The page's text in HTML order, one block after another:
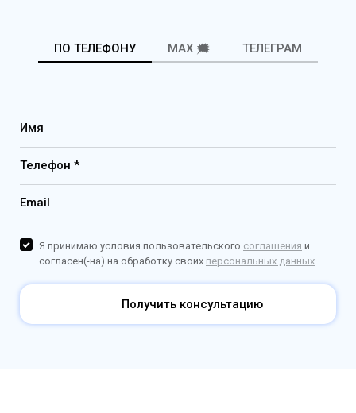
ПО ТЕЛЕФОНУ MAX 🗯️ ТЕЛЕГРАМ
Имя
Телефон *
Email
Получить консультацию
Я принимаю условия пользовательского соглашения и
согласен(-на) на обработку своих персональных данных